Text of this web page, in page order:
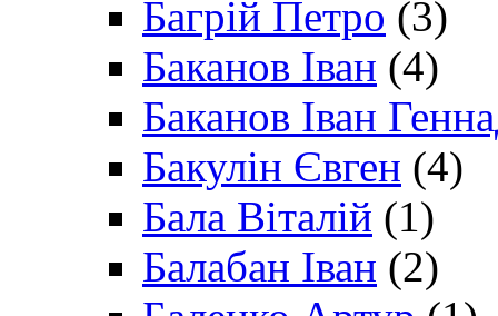
Багрій Петро (3)
Баканов Іван (4)
Баканов Іван
Бакулін Євген (4)
Бала Віталій (1)
Балабан Іван (2)